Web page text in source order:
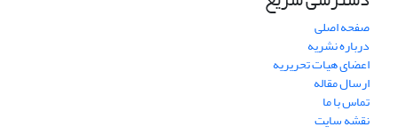
صفحه اصلی
درباره نشریه
اعضای هیات تحریریه
ارسال مقاله
تماس با ما
نقشه سایت